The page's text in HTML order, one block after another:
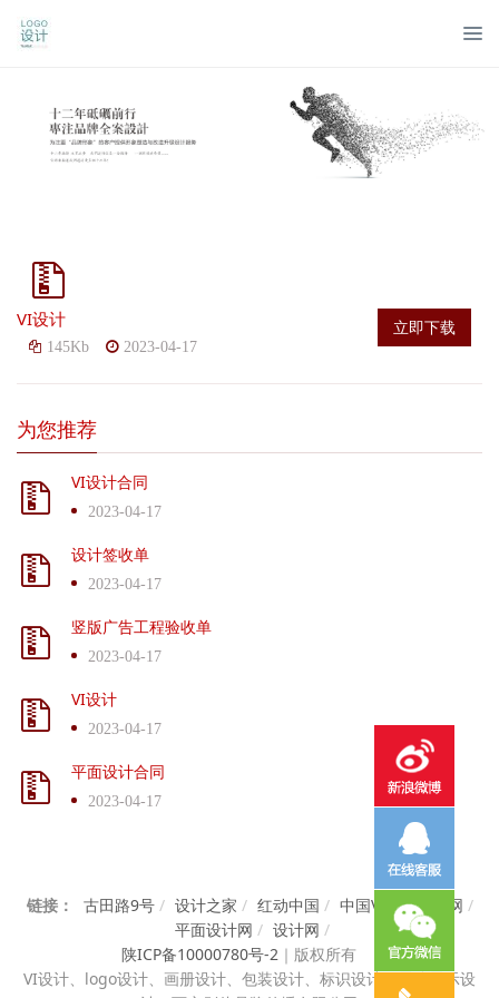
立即下载
VI设计
145Kb 2023-04-17
为您推荐
VI设计合同
2023-04-17
设计签收单
2023-04-17
竖版广告工程验收单
2023-04-17
VI设计
2023-04-17
平面设计合同
2023-04-17
链接： 古田路9号 / 设计之家 / 红动中国 / 中国VI设计知识网 /
平面设计网 / 设计网 /
陕ICP备10000780号-2 ｜ 版权所有
VI设计、 logo设计、画册设计、包装设计、标识设计、展览展示设